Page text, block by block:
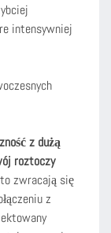
intensywniej
z dużą
roztoczy
zwracają się
z